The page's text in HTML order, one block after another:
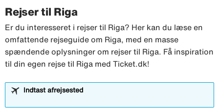
Rejser til Riga
Er du interesseret i rejser til Riga? Her kan du læse en
omfattende rejseguide om Riga, med en masse
spændende oplysninger om rejser til Riga. Få inspiration
til din egen rejse til Riga med Ticket.dk!
Indtast afrejsested